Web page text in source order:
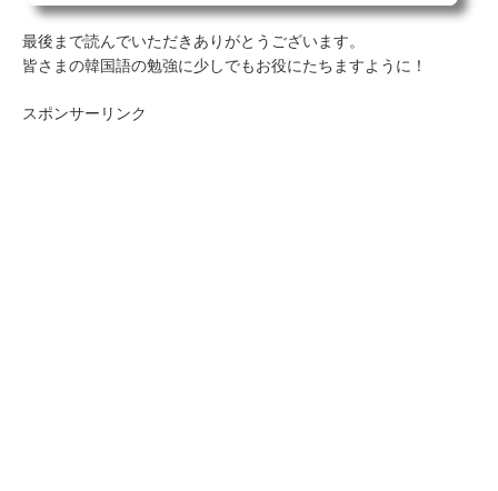
最後まで読んでいただきありがとうございます。
皆さまの韓国語の勉強に少しでもお役にたちますように！
スポンサーリンク